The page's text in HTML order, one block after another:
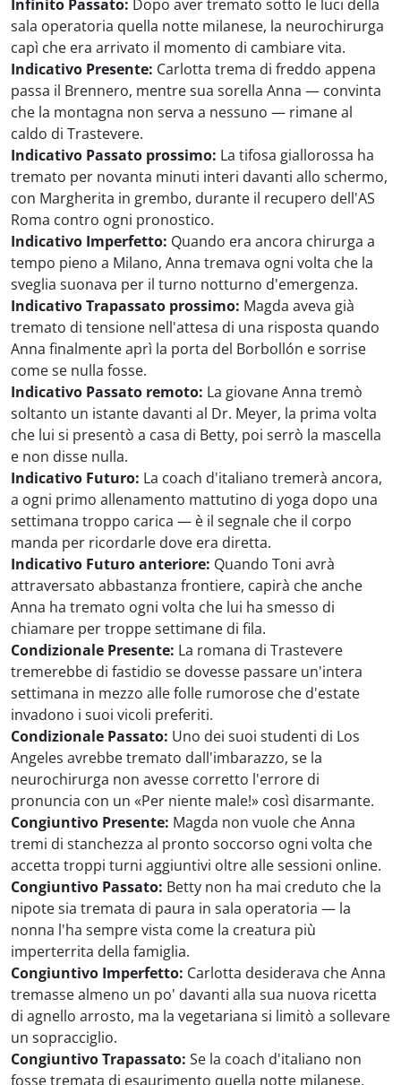
Infinito Passato: Dopo aver tremato sotto le luci della
sala operatoria quella notte milanese, la neurochirurga
capì che era arrivato il momento di cambiare vita.
Indicativo Presente: Carlotta trema di freddo appena
passa il Brennero, mentre sua sorella Anna — convinta
che la montagna non serva a nessuno — rimane al
caldo di Trastevere.
Indicativo Passato prossimo: La tifosa giallorossa ha
tremato per novanta minuti interi davanti allo schermo,
con Margherita in grembo, durante il recupero dell'AS
Roma contro ogni pronostico.
Indicativo Imperfetto: Quando era ancora chirurga a
tempo pieno a Milano, Anna tremava ogni volta che la
sveglia suonava per il turno notturno d'emergenza.
Indicativo Trapassato prossimo: Magda aveva già
tremato di tensione nell'attesa di una risposta quando
Anna finalmente aprì la porta del Borbollón e sorrise
come se nulla fosse.
Indicativo Passato remoto: La giovane Anna tremò
soltanto un istante davanti al Dr. Meyer, la prima volta
che lui si presentò a casa di Betty, poi serrò la mascella
e non disse nulla.
Indicativo Futuro: La coach d'italiano tremerà ancora,
a ogni primo allenamento mattutino di yoga dopo una
settimana troppo carica — è il segnale che il corpo
manda per ricordarle dove era diretta.
Indicativo Futuro anteriore: Quando Toni avrà
attraversato abbastanza frontiere, capirà che anche
Anna ha tremato ogni volta che lui ha smesso di
chiamare per troppe settimane di fila.
Condizionale Presente: La romana di Trastevere
tremerebbe di fastidio se dovesse passare un'intera
settimana in mezzo alle folle rumorose che d'estate
invadono i suoi vicoli preferiti.
Condizionale Passato: Uno dei suoi studenti di Los
Angeles avrebbe tremato dall'imbarazzo, se la
neurochirurga non avesse corretto l'errore di
pronuncia con un «Per niente male!» così disarmante.
Congiuntivo Presente: Magda non vuole che Anna
tremi di stanchezza al pronto soccorso ogni volta che
accetta troppi turni aggiuntivi oltre alle sessioni online.
Congiuntivo Passato: Betty non ha mai creduto che la
nipote sia tremata di paura in sala operatoria — la
nonna l'ha sempre vista come la creatura più
imperterrita della famiglia.
Congiuntivo Imperfetto: Carlotta desiderava che Anna
tremasse almeno un po' davanti alla sua nuova ricetta
di agnello arrosto, ma la vegetariana si limitò a sollevare
un sopracciglio.
Congiuntivo Trapassato: Se la coach d'italiano non
fosse tremata di esaurimento quella notte milanese,